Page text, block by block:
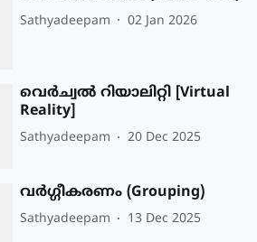
Sathyadeepam 02 Jan 2026
വെർച്വൽ റിയാലിറ്റി [Virtual
Reality]
Sathyadeepam 20 Dec 2025
വർഗ്ഗീകരണം (Grouping)
Sathyadeepam 13 Dec 2025